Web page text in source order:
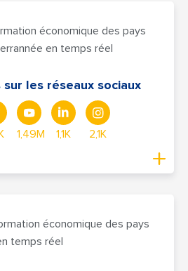
économique des pays
en temps réel
sur les réseaux sociaux
1,49M 1,1K 2,1K
économique des pays
temps réel